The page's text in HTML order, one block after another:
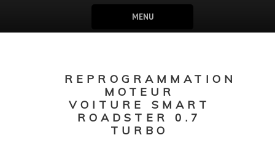
MENU
REPROGRAMMATION
MOTEUR
VOITURE SMART
ROADSTER 0.7
TURBO